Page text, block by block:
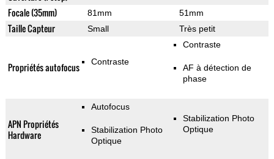
Focale (35mm) 81mm 51mm
Taille Capteur Small Très petit
Propriétés autofocus Contraste
Contraste
AF à détection de
phase
APN Propriétés
Hardware
Autofocus
Stabilization Photo
Optique
Stabilization Photo
Optique